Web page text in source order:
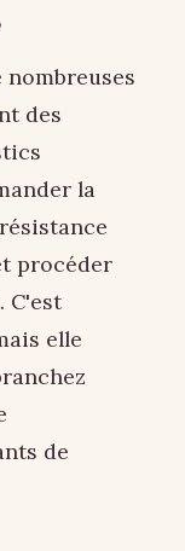
des
la
procéder
C'est
elle
de